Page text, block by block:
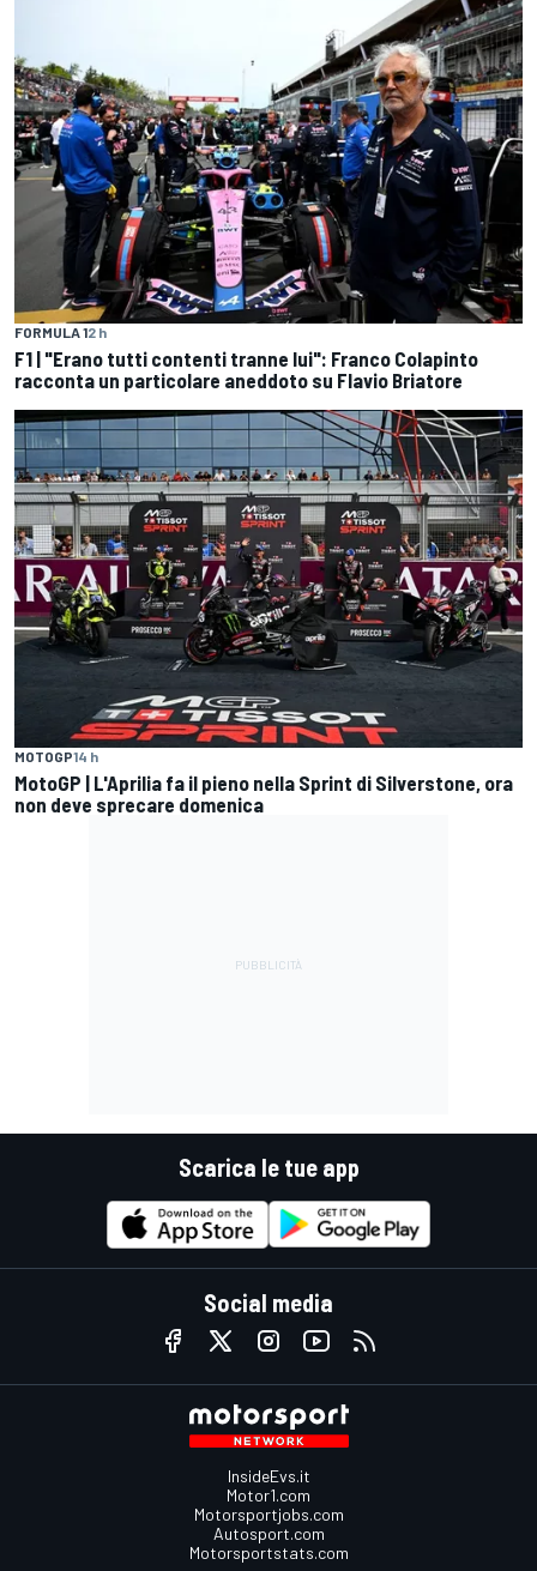
FORMULA 12 h
F1 | "Erano tutti contenti tranne lui": Franco Colapinto
racconta un particolare aneddoto su Flavio Briatore
MOTOGP14 h
MotoGP | L'Aprilia fa il pieno nella Sprint di Silverstone, ora
non deve sprecare domenica
Scarica le tue app
Social media
InsideEvs.it
Motor1.com
Motorsportjobs.com
Autosport.com
Motorsportstats.com